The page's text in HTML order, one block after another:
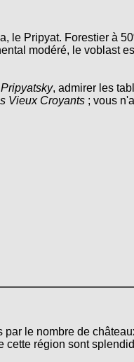
le Pripyat. Forestier à
modéré, le voblast
, admirer les
Vieux Croyants ; vous
par le nombre de
cette région sont